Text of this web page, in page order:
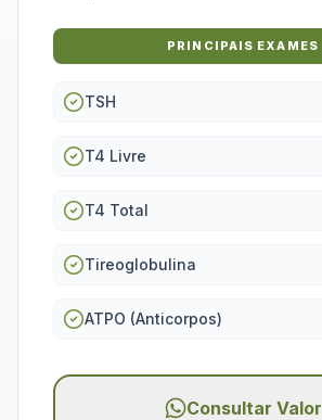
PRINCIPAIS EXAMES
TSH
T4 Livre
T4 Total
Tireoglobulina
ATPO (Anticorpos)
Consultar Valor